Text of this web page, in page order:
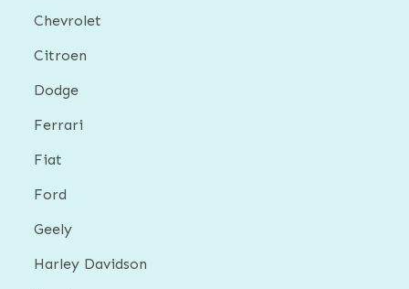
Chevrolet
Citroen
Dodge
Ferrari
Fiat
Ford
Geely
Harley Davidson